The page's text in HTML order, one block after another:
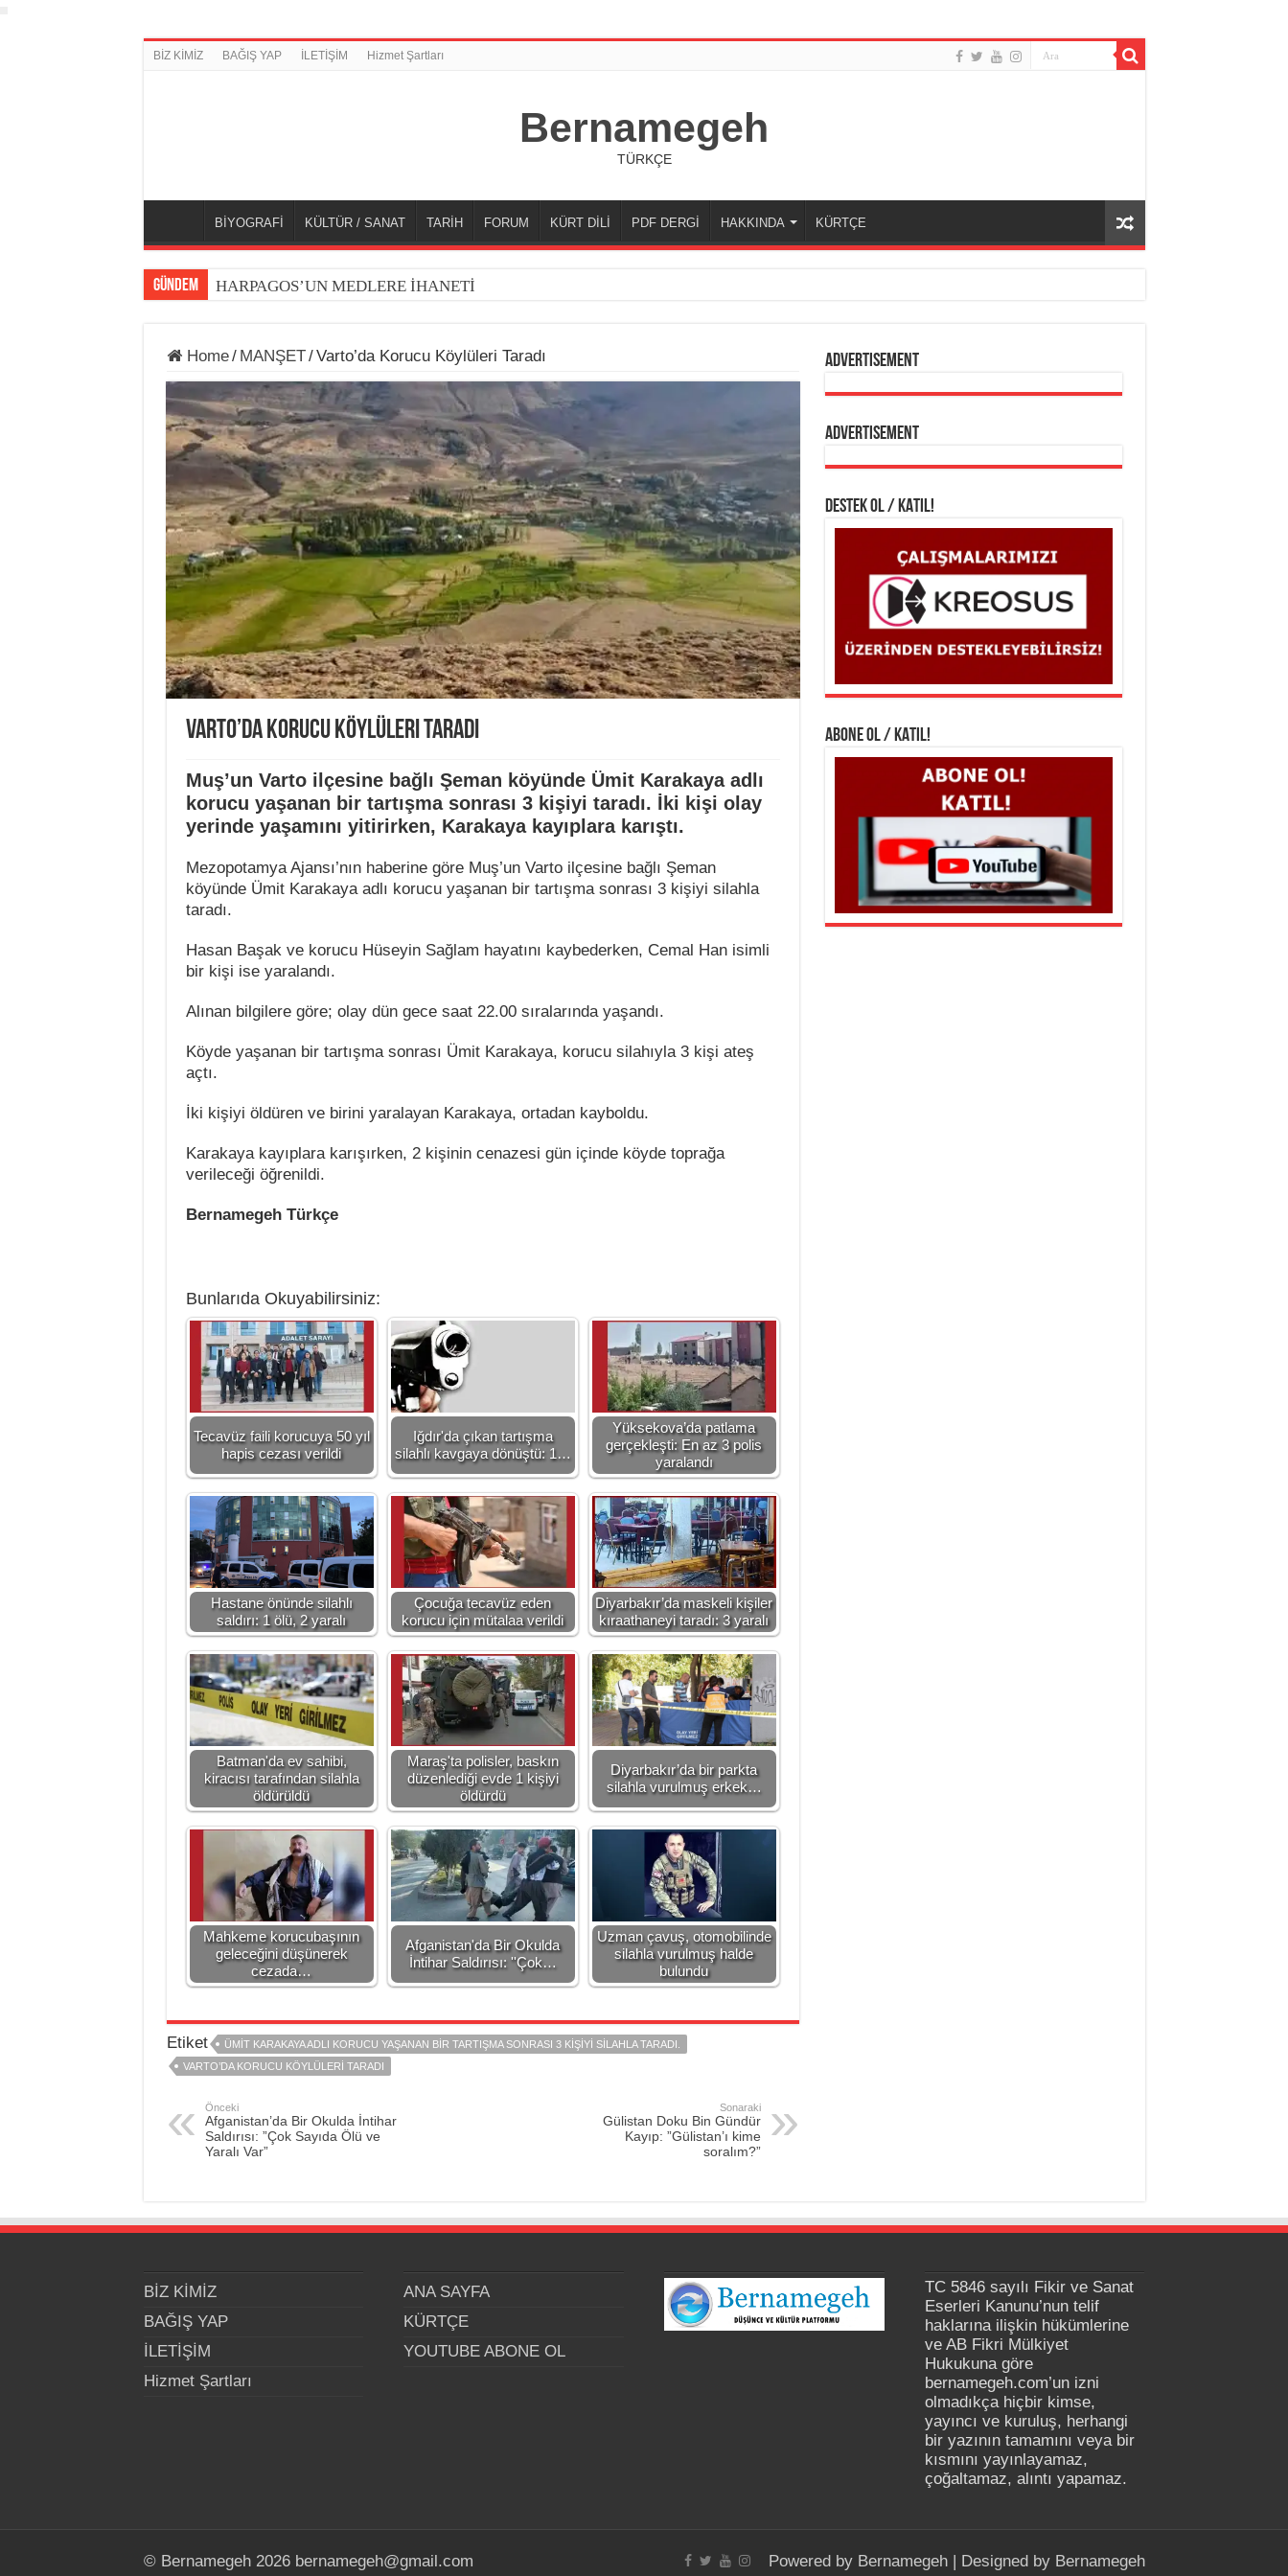
BİZ KİMİZ BAĞIŞ YAP İLETİŞİM Hizmet Şartları
Bernamegeh
TÜRKÇE
BİYOGRAFİ KÜLTÜR / SANAT TARİH FORUM KÜRT DİLİ PDF DERGİ HAKKINDA KÜRTÇE
GÜNDEM HARPAGOS’UN MEDLERE İHANETİ
Home/ MANŞET/Varto’da Korucu Köylüleri Taradı
Varto’da Korucu Köylüleri Taradı
Muş’un Varto ilçesine bağlı Şeman köyünde Ümit Karakaya adlı
korucu yaşanan bir tartışma sonrası 3 kişiyi taradı. İki kişi olay
yerinde yaşamını yitirirken, Karakaya kayıplara karıştı.
Mezopotamya Ajansı’nın haberine göre Muş’un Varto ilçesine bağlı Şeman
köyünde Ümit Karakaya adlı korucu yaşanan bir tartışma sonrası 3 kişiyi silahla
taradı.
Hasan Başak ve korucu Hüseyin Sağlam hayatını kaybederken, Cemal Han isimli
bir kişi ise yaralandı.
Alınan bilgilere göre; olay dün gece saat 22.00 sıralarında yaşandı.
Köyde yaşanan bir tartışma sonrası Ümit Karakaya, korucu silahıyla 3 kişi ateş
açtı.
İki kişiyi öldüren ve birini yaralayan Karakaya, ortadan kayboldu.
Karakaya kayıplara karışırken, 2 kişinin cenazesi gün içinde köyde toprağa
verileceği öğrenildi.
Bernamegeh Türkçe
Bunlarıda Okuyabilirsiniz:
Tecavüz faili korucuya 50 yıl
hapis cezası verildi
Iğdır'da çıkan tartışma
silahlı kavgaya dönüştü: 1…
Yüksekova’da patlama
gerçekleşti: En az 3 polis
yaralandı
Hastane önünde silahlı
saldırı: 1 ölü, 2 yaralı
Çocuğa tecavüz eden
korucu için mütalaa verildi
Diyarbakır’da maskeli kişiler
kıraathaneyi taradı: 3 yaralı
Batman'da ev sahibi,
kiracısı tarafından silahla
öldürüldü
Maraş'ta polisler, baskın
düzenlediği evde 1 kişiyi
öldürdü
Diyarbakır’da bir parkta
silahla vurulmuş erkek…
Mahkeme korucubaşının
geleceğini düşünerek
cezada…
Afganistan'da Bir Okulda
İntihar Saldırısı: ''Çok…
Uzman çavuş, otomobilinde
silahla vurulmuş halde
bulundu
Etiket
ÜMIT KARAKAYA ADLI KORUCU YAŞANAN BIR TARTIŞMA SONRASI 3 KIŞIYI SILAHLA TARADI.
VARTO’DA KORUCU KÖYLÜLERI TARADI
Önceki
Afganistan’da Bir Okulda İntihar
Saldırısı: ”Çok Sayıda Ölü ve
Yaralı Var”
Sonaraki
Gülistan Doku Bin Gündür
Kayıp: ”Gülistan’ı kime
soralım?”
Advertisement
Advertisement
DESTEK OL / KATIL!
ABONE OL / KATIL!
BİZ KİMİZ
BAĞIŞ YAP
İLETİŞİM
Hizmet Şartları
ANA SAYFA
KÜRTÇE
YOUTUBE ABONE OL
TC 5846 sayılı Fikir ve Sanat
Eserleri Kanunu’nun telif
haklarına ilişkin hükümlerine
ve AB Fikri Mülkiyet
Hukukuna göre
bernamegeh.com’un izni
olmadıkça hiçbir kimse,
yayıncı ve kuruluş, herhangi
bir yazının tamamını veya bir
kısmını yayınlayamaz,
çoğaltamaz, alıntı yapamaz.
Powered by Bernamegeh| Designed by Bernamegeh
© Bernamegeh 2026 bernamegeh@gmail.com